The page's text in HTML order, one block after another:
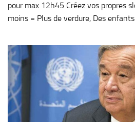
pour max 12h45 Créez vos propres
moins = Plus de verdure, Des